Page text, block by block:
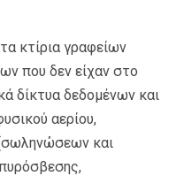
κτίρια γραφείων
που δεν είχαν στο
δίκτυα δεδομένων και
αερίου,
και